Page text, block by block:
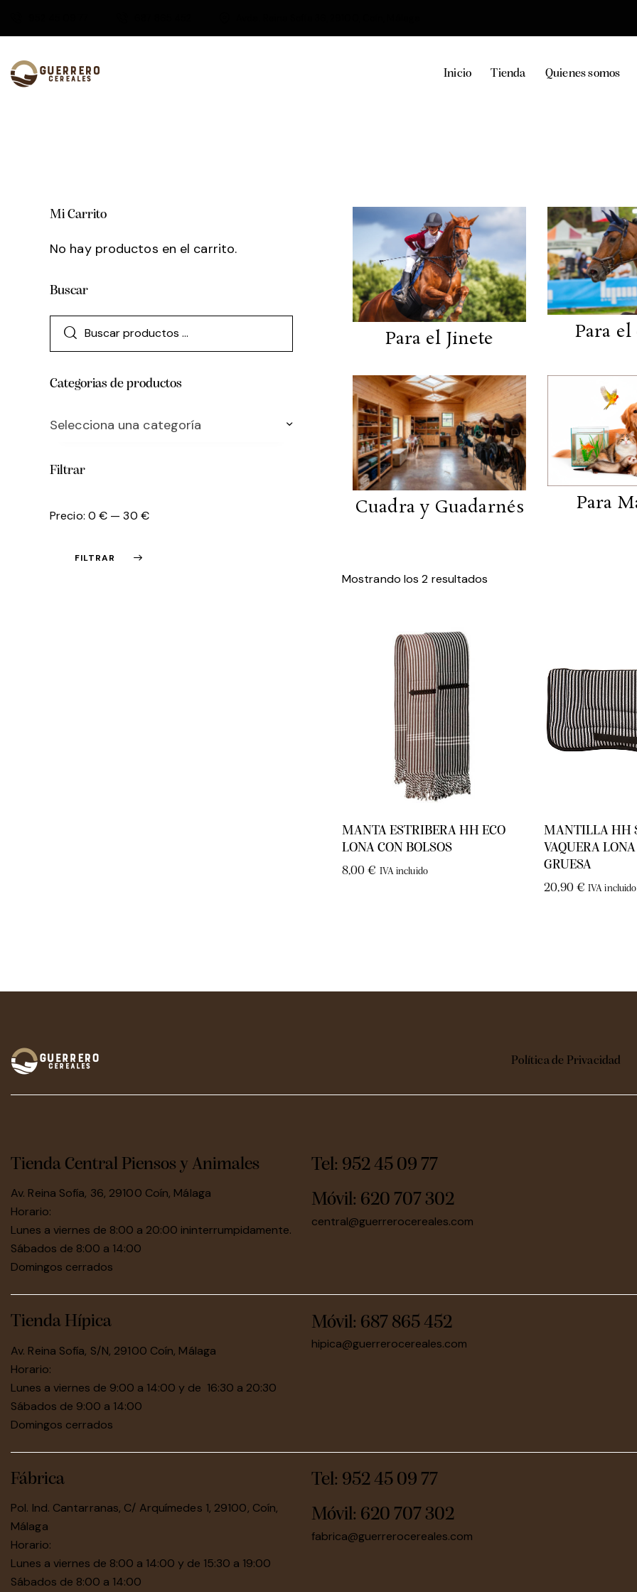
Inicio Tienda Quienes somos
Para el Jinete Para
Cuadra y Guadarnés Para
Mostrando los 2 resultados
MANTA ESTRIBERA HH ECO
LONA CON BOLSOS
8,00€ IVA incluido
MANTILLA HH
VAQUERA
GRUESA
20,90 € IVA incluido
Mi Carrito
No hay productos en el carrito.
Buscar
Categorias de productos
Selecciona una categoría
Filtrar
FILTRAR
Precio: 0 € —30 €
Política de Privacidad
Tienda Central Piensos y Animales
Av. Reina Sofía, 36, 29100 Coín, Málaga
Horario:
Lunes a viernes de 8:00 a 20:00 ininterrumpidamente.
Sábados de 8:00 a 14:00
Domingos cerrados
Tel: 952 45 09 77
Móvil: 620 707 302
central@guerrerocereales.com
Tienda Hípica
Av. Reina Sofía, S/N, 29100 Coín, Málaga
Horario:
Lunes a viernes de 9:00 a 14:00 y de 16:30 a 20:30
Sábados de 9:00 a 14:00
Domingos cerrados
Móvil: 687 865 452
hipica@guerrerocereales.com
Fábrica
Pol. Ind. Cantarranas, C/ Arquímedes 1, 29100, Coín,
Málaga
Horario:
Lunes a viernes de 8:00 a 14:00 y de 15:30 a 19:00
Sábados de 8:00 a 14:00
Tel: 952 45 09 77
Móvil: 620 707 302
fabrica@guerrerocereales.com